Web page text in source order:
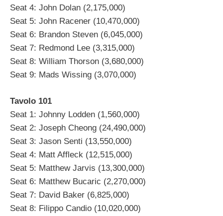
Seat 4: John Dolan (2,175,000)
Seat 5: John Racener (10,470,000)
Seat 6: Brandon Steven (6,045,000)
Seat 7: Redmond Lee (3,315,000)
Seat 8: William Thorson (3,680,000)
Seat 9: Mads Wissing (3,070,000)
Tavolo 101
Seat 1: Johnny Lodden (1,560,000)
Seat 2: Joseph Cheong (24,490,000)
Seat 3: Jason Senti (13,550,000)
Seat 4: Matt Affleck (12,515,000)
Seat 5: Matthew Jarvis (13,300,000)
Seat 6: Matthew Bucaric (2,270,000)
Seat 7: David Baker (6,825,000)
Seat 8: Filippo Candio (10,020,000)